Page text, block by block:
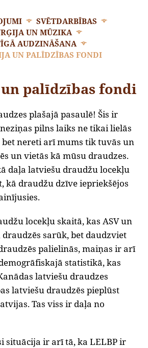
SVĒTDARBĪBAS
UN MŪZIKA
AUDZINĀŠANA
UN PALĪDZĪBAS FONDI
palīdzības fondi
plašajā pasaulē! Šis ir
pilns laiks ne tikai lielās
bet nereti arī mums tik tuvās un
un vietās kā mūsu draudzes.
daļa latviešu draudžu locekļu
kā draudžu dzīve iepriekšējos
locekļu skaitā, kas ASV un
sarūk, bet daudzviet
palielinās, maiņas ir arī
statistikā, kas
latviešu draudzes
latviešu draudzēs pieplūst
Tas viss ir daļa no
situācija ir arī tā, ka LELBP ir